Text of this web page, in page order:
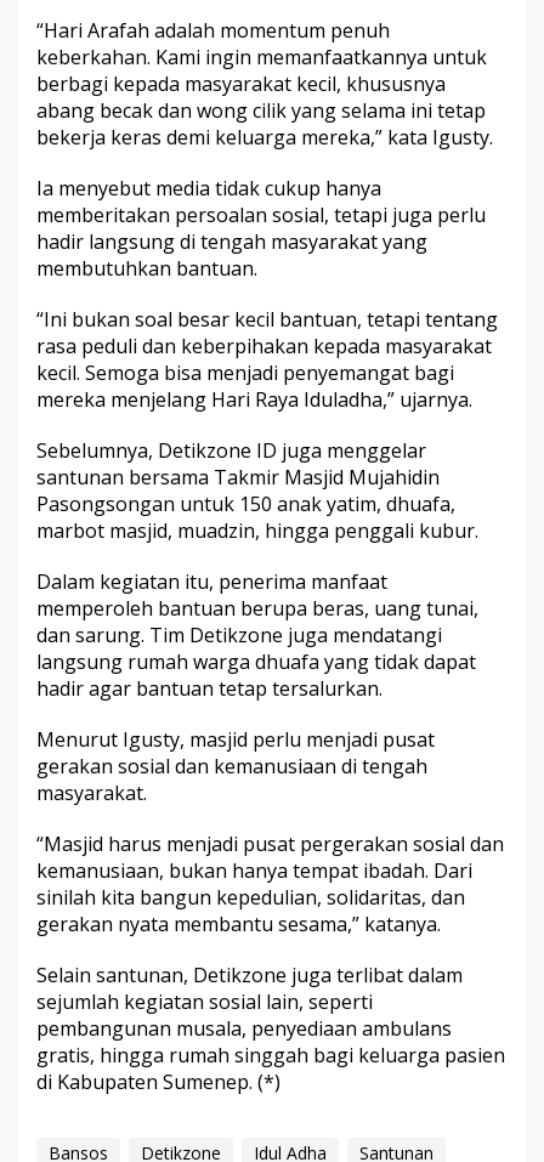
“Hari Arafah adalah momentum penuh
keberkahan. Kami ingin memanfaatkannya untuk
berbagi kepada masyarakat kecil, khususnya
abang becak dan wong cilik yang selama ini tetap
bekerja keras demi keluarga mereka,” kata Igusty.
Ia menyebut media tidak cukup hanya
memberitakan persoalan sosial, tetapi juga perlu
hadir langsung di tengah masyarakat yang
membutuhkan bantuan.
“Ini bukan soal besar kecil bantuan, tetapi tentang
rasa peduli dan keberpihakan kepada masyarakat
kecil. Semoga bisa menjadi penyemangat bagi
mereka menjelang Hari Raya Iduladha,” ujarnya.
Sebelumnya, Detikzone ID juga menggelar
santunan bersama Takmir Masjid Mujahidin
Pasongsongan untuk 150 anak yatim, dhuafa,
marbot masjid, muadzin, hingga penggali kubur.
Dalam kegiatan itu, penerima manfaat
memperoleh bantuan berupa beras, uang tunai,
dan sarung. Tim Detikzone juga mendatangi
langsung rumah warga dhuafa yang tidak dapat
hadir agar bantuan tetap tersalurkan.
Menurut Igusty, masjid perlu menjadi pusat
gerakan sosial dan kemanusiaan di tengah
masyarakat.
“Masjid harus menjadi pusat pergerakan sosial dan
kemanusiaan, bukan hanya tempat ibadah. Dari
sinilah kita bangun kepedulian, solidaritas, dan
gerakan nyata membantu sesama,” katanya.
Selain santunan, Detikzone juga terlibat dalam
sejumlah kegiatan sosial lain, seperti
pembangunan musala, penyediaan ambulans
gratis, hingga rumah singgah bagi keluarga pasien
di Kabupaten Sumenep. (*)
Bansos Detikzone Idul Adha Santunan